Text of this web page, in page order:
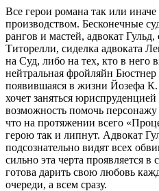
Все герои романа так или
производством. Бесконечные
рангов и мастей, адвокат
Титорелли, сиделка адвоката
на Суд, либо на тех, кто в него
нейтральная фройляйн
появившаяся в жизни Йозефа К.
хочет заняться
возможность помочь персонажу
что на протяжении всего
герою так и липнут. Адвокат
подсознательно видят всех
сильно эта черта проявляется
готова дарить свою любовь
очереди, а всем сразу.